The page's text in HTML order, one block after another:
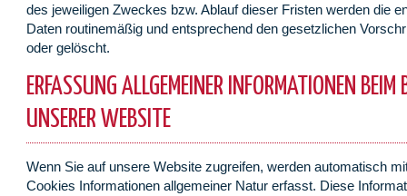
des jeweiligen Zweckes bzw. Ablauf dieser Fristen werden die
Daten routinemäßig und entsprechend den gesetzlichen
oder gelöscht.
ERFASSUNG ALLGEMEINER INFORMATIONEN BEIM
UNSERER WEBSITE
Wenn Sie auf unsere Website zugreifen, werden automatisch
Cookies Informationen allgemeiner Natur erfasst. Diese